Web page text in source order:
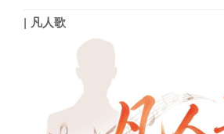
凡人歌